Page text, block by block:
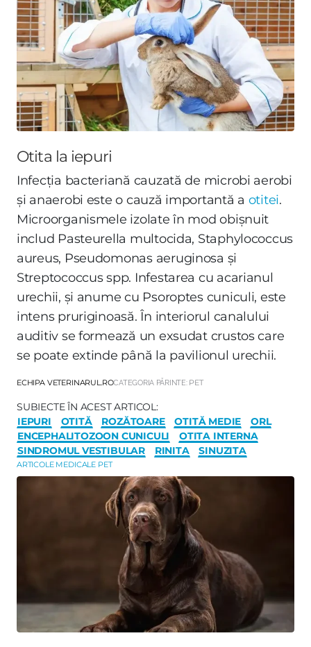
Otita la iepuri
Infecția bacteriană cauzată de microbi aerobi
și anaerobi este o cauză importantă a otitei.
Microorganismele izolate în mod obișnuit
includ Pasteurella multocida, Staphylococcus
aureus, Pseudomonas aeruginosa și
Streptococcus spp. Infestarea cu acarianul
urechii, și anume cu Psoroptes cuniculi, este
intens pruriginoasă. În interiorul canalului
auditiv se formează un exsudat crustos care
se poate extinde până la pavilionul urechii.
ECHIPA VETERINARUL.ROCATEGORIA PĂRINTE: PET
SUBIECTE ÎN ACEST ARTICOL:
IEPURI
OTITĂ ROZĂTOARE OTITĂ MEDIE
ORL
ENCEPHALITOZOON CUNICULI
OTITA INTERNA
SINDROMUL VESTIBULAR
RINITA SINUZITA
ARTICOLE MEDICALE PET